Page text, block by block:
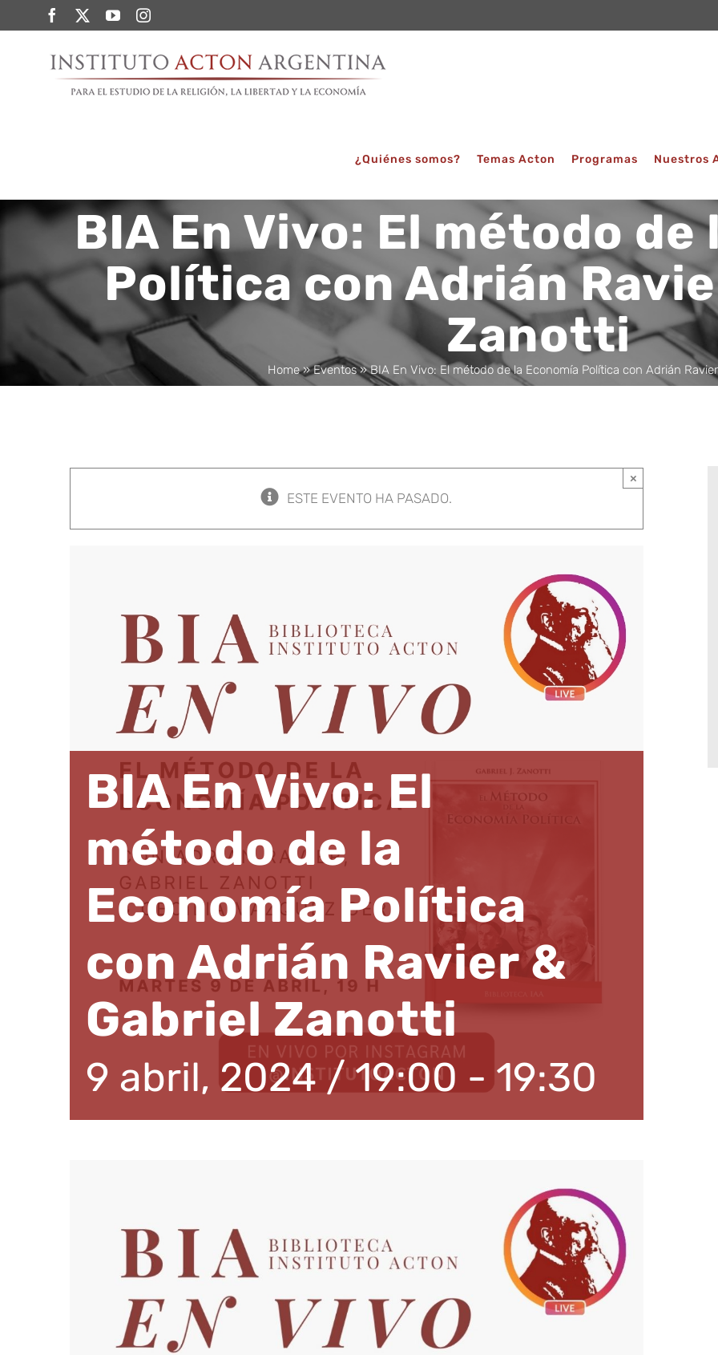
al
Facebook
TwitterYouTubeInstagram
¿Quiénes somos? Temas Acton Programas Nuestros
BIA En Vivo: El método de
Política con Adrián
Zanotti
Home»Eventos»BIA En Vivo: El método de la Economía Política con Adrián
ESTE EVENTO HA PASADO.
×
BIA En Vivo: El
método de la
Economía Política
con Adrián Ravier &
Gabriel Zanotti
9 abril, 2024 / 19:00 -19:30